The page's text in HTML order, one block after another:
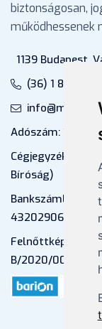
biztonságosan,
működhessenek
1139 Budapest,
(36) 1 880 76 00
info@mprx.hu
Adószám:
Cégjegyzékszám:
Bíróság)
43202906-
Felnőttképzési
B/2020/000053